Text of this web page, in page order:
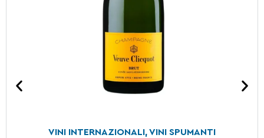
VINI INTERNAZIONALI,VINI SPUMANTI